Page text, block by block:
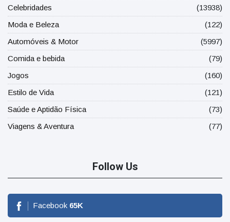
Celebridades
(13938)
Moda e Beleza
(122)
Automóveis & Motor
(5997)
Comida e bebida
(79)
Jogos
(160)
Estilo de Vida
(121)
Saúde e Aptidão Física
(73)
Viagens & Aventura
(77)
Follow Us
Facebook 65K